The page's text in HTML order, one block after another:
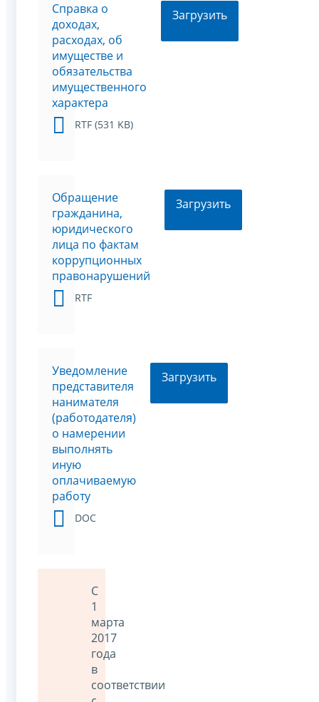
Справка о
доходах,
расходах, об
имуществе и
обязательства
имущественного
характера
RTF (531 KB)
Загрузить
Обращение
гражданина,
юридического
лица по фактам
коррупционных
правонарушений
RTF
Загрузить
Уведомление
представителя
нанимателя
(работодателя)
о намерении
выполнять
иную
оплачиваемую
работу
DOC
Загрузить
С
1
марта
2017
года
в
соответствии